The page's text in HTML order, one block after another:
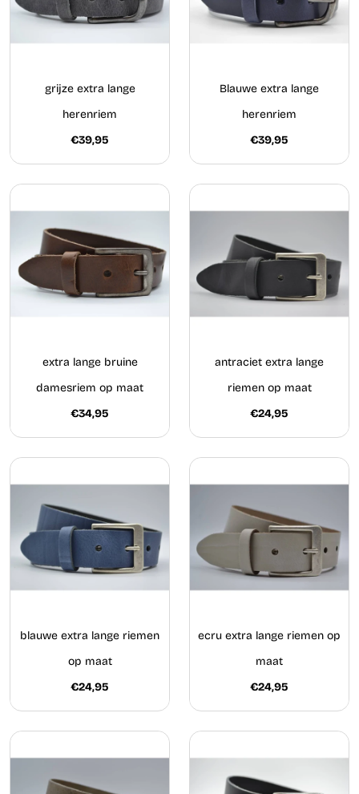
grijze extra lange
herenriem
€39,95
Blauwe extra lange
herenriem
€39,95
extra lange bruine
damesriem op maat
€34,95
antraciet extra lange
riemen op maat
€24,95
blauwe extra lange riemen
op maat
€24,95
ecru extra lange riemen op
maat
€24,95